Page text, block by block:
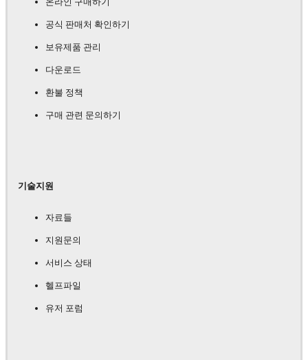
공식 판매처 확인하기
보유제품 관리
다운로드
환불 정책
구매 관련 문의하기
기술지원
자료들
지원문의
서비스 상태
헬프파일
유저 포럼